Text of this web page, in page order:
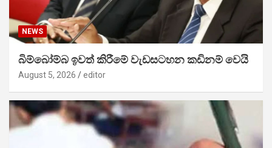
NEWS
බිම්බෝම්බ ඉවත් කිරීමේ වැඩසටහන කඩිනම් වෙයි
August 5, 2026 editor